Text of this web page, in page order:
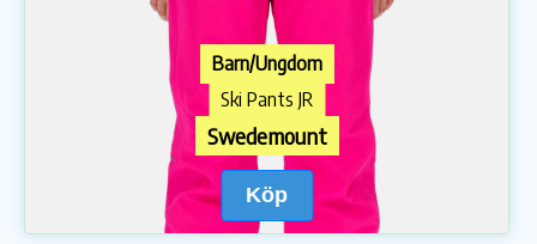
Barn/Ungdom
Ski Pants JR
Swedemount
Köp